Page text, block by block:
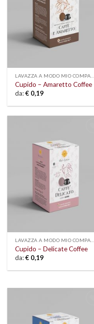
LAVAZZA A MODO MIO COMPATIBLE
Cupido – Amaretto Coffee
da:€ 0,19
LAVAZZA A MODO MIO COMPATIBLE
Cupido – Delicate Coffee
da:€ 0,19